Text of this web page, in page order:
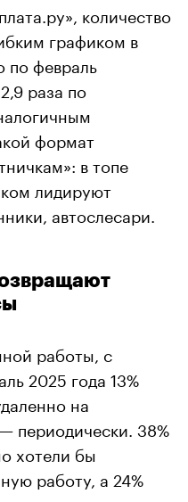
количество
графиком в
по февраль
раза по
формат
в топе
лидируют
автослесари.
работы, с
2025 года 13%
на
периодически. 38%
хотели бы
работу, а 24%